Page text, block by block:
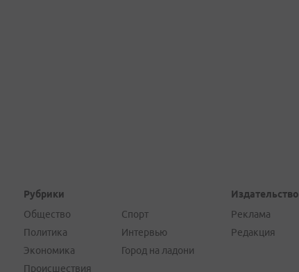
Рубрики
Общество
Политика
Экономика
Происшествия
Спорт
Интервью
Город на ладони
Издательство
Реклама
Редакция